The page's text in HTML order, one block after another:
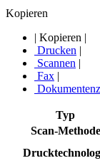
Kopieren
| Kopieren |
Drucken |
Scannen |
Fax |
Typ
Scan-Methode